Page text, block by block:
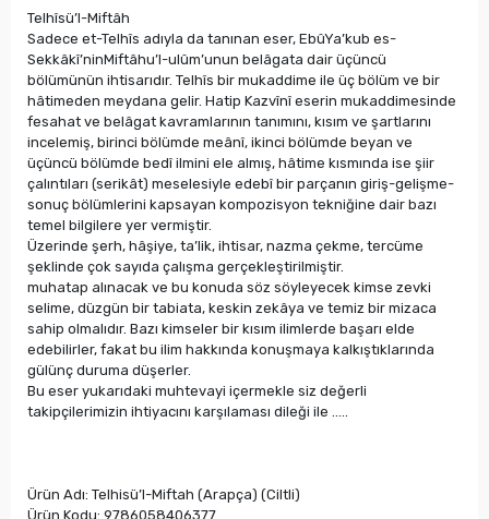
Telhîsü’l-Miftâh
Sadece et-Telhîs adıyla da tanınan eser, EbûYa’kub es-
Sekkâkî’ninMiftâhu’l-ulûm’unun belâgata dair üçüncü
bölümünün ihtisarıdır. Telhîs bir mukaddime ile üç bölüm ve bir
hâtimeden meydana gelir. Hatip Kazvînî eserin mukaddimesinde
fesahat ve belâgat kavramlarının tanımını, kısım ve şartlarını
incelemiş, birinci bölümde meânî, ikinci bölümde beyan ve
üçüncü bölümde bedî ilmini ele almış, hâtime kısmında ise şiir
çalıntıları (serikât) meselesiyle edebî bir parçanın giriş-gelişme-
sonuç bölümlerini kapsayan kompozisyon tekniğine dair bazı
temel bilgilere yer vermiştir.
Üzerinde şerh, hâşiye, ta’lik, ihtisar, nazma çekme, tercüme
şeklinde çok sayıda çalışma gerçekleştirilmiştir.
muhatap alınacak ve bu konuda söz söyleyecek kimse zevki
selime, düzgün bir tabiata, keskin zekâya ve temiz bir mizaca
sahip olmalıdır. Bazı kimseler bir kısım ilimlerde başarı elde
edebilirler, fakat bu ilim hakkında konuşmaya kalkıştıklarında
gülünç duruma düşerler.
Bu eser yukarıdaki muhtevayi içermekle siz değerli
takipçilerimizin ihtiyacını karşılaması dileği ile …..
Ürün Adı: Telhisü’l-Miftah (Arapça) (Ciltli)
Ürün Kodu: 9786058406377